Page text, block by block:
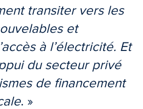
transiter vers les
et
à l’électricité. Et
du secteur privé
de financement
. »